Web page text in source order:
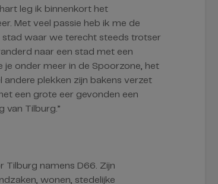
leg ik binnenkort het
Met veel passie heb ik me de
stad waar we terecht steeds trotser
naar een stad met een
je onder meer in de Spoorzone, het
plekken zijn bakens verzet
een grote eer gevonden een
van Tilburg.”
Tilburg namens D66. Zijn
wonen, stedelijke